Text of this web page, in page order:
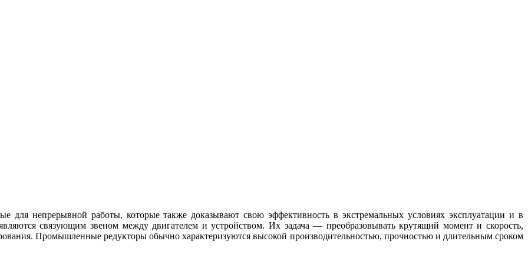
для непрерывной работы, которые также доказывают свою эффективность в экстремальных условиях эксплуатации и в
связующим звеном между двигателем и устройством. Их задача — преобразовывать крутящий момент и скорость,
Промышленные редукторы обычно характеризуются высокой производительностью, прочностью и длительным сроком